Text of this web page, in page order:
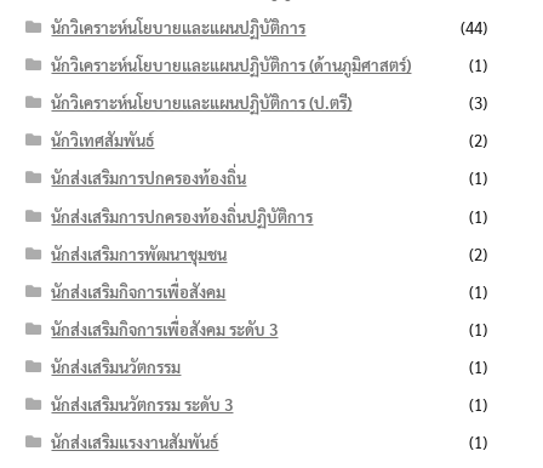
นักวิเคราะห์นโยบายและแผนปฏิบัติการ
(44)
นักวิเคราะห์นโยบายและแผนปฏิบัติการ (ด้านภูมิศาสตร์)
(1)
นักวิเคราะห์นโยบายและแผนปฏิบัติการ (ป.ตรี)
(3)
นักวิเทศสัมพันธ์
(2)
นักส่งเสริมการปกครองท้องถิ่น
(1)
นักส่งเสริมการปกครองท้องถิ่นปฏิบัติการ
(1)
นักส่งเสริมการพัฒนาชุมชน
(2)
นักส่งเสริมกิจการเพื่อสังคม
(1)
นักส่งเสริมกิจการเพื่อสังคม ระดับ 3
(1)
นักส่งเสริมนวัตกรรม
(1)
นักส่งเสริมนวัตกรรม ระดับ 3
(1)
นักส่งเสริมแรงงานสัมพันธ์
(1)